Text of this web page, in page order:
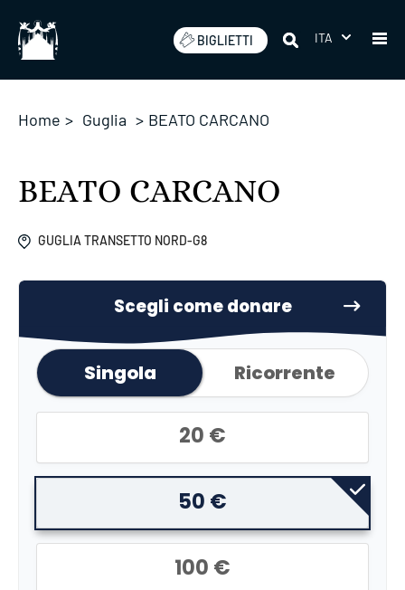
BIGLIETTI ITA
Home > Guglia > BEATO CARCANO
BEATO CARCANO
GUGLIA TRANSETTO NORD-G8